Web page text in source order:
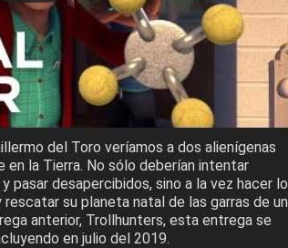
del Toro veríamos a dos alienígenas
en la Tierra. No sólo deberían intentar
pasar desapercibidos, sino a la vez hacer lo
su planeta natal de las garras de un
anterior, Trollhunters, esta entrega se
en julio del 2019.